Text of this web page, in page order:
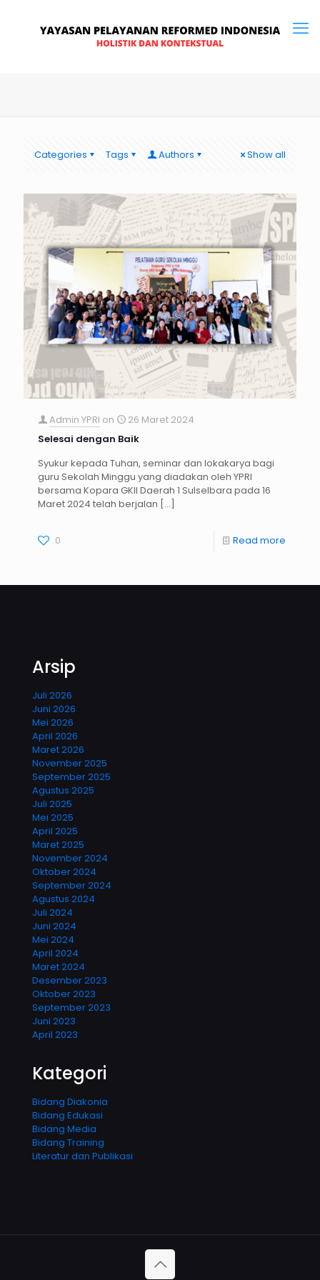
Categories Tags Authors Show all
Admin YPRI on
26 Maret 2024
Selesai dengan Baik
Syukur kepada Tuhan, seminar dan lokakarya bagi
guru Sekolah Minggu yang diadakan oleh YPRI
bersama Kopara GKII Daerah 1 Sulselbara pada 16
Maret 2024 telah berjalan […]
0 Read more
Arsip
Juli 2026
Juni 2026
Mei 2026
April 2026
Maret 2026
November 2025
September 2025
Agustus 2025
Juli 2025
Mei 2025
April 2025
Maret 2025
November 2024
Oktober 2024
September 2024
Agustus 2024
Juli 2024
Juni 2024
Mei 2024
April 2024
Maret 2024
Desember 2023
Oktober 2023
September 2023
Juni 2023
April 2023
Kategori
Bidang Diakonia
Bidang Edukasi
Bidang Media
Bidang Training
Literatur dan Publikasi